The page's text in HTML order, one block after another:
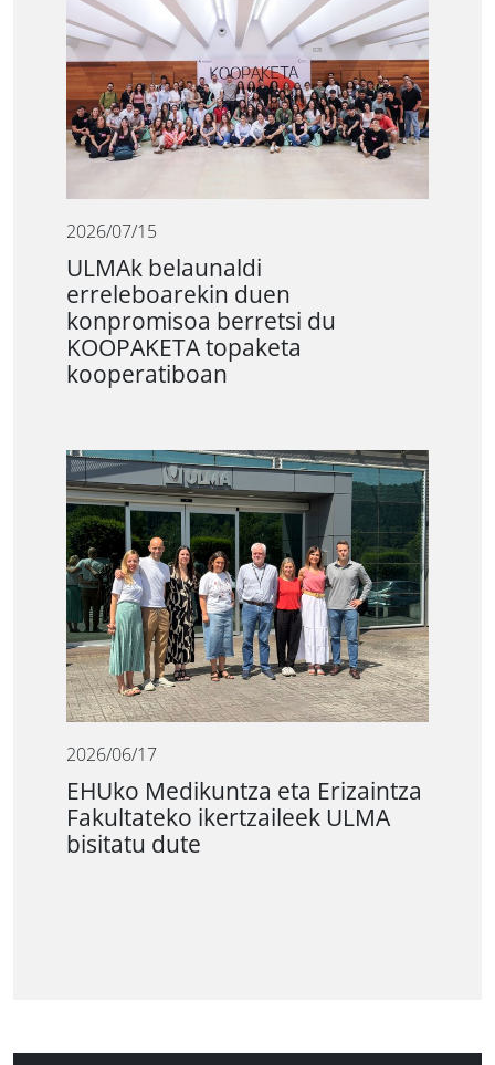
2026/07/15
ULMAk belaunaldi
erreleboarekin duen
konpromisoa berretsi du
KOOPAKETA topaketa
kooperatiboan
2026/06/17
EHUko Medikuntza eta Erizaintza
Fakultateko ikertzaileek ULMA
bisitatu dute